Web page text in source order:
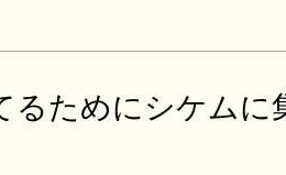
ためにシケム